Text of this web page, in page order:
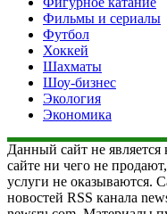
Фильмы и сериалы
Футбол
Хоккей
Шахматы
Шоу-бизнес
Экология
Экономика
Данный сайт не
сайте ни чего не
услуги не оказываются.
новостей RSS канала